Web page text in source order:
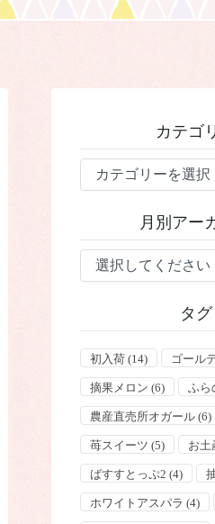
カテゴ
テ
ー
月別アー
タグ
初入荷 (14) ゴール
摘果メロン (6) ふら
農産直売所オガール (6)
苺スイーツ (5) お土
ばすすとっぷ2 (4)
ホワイトアスパラ (4)